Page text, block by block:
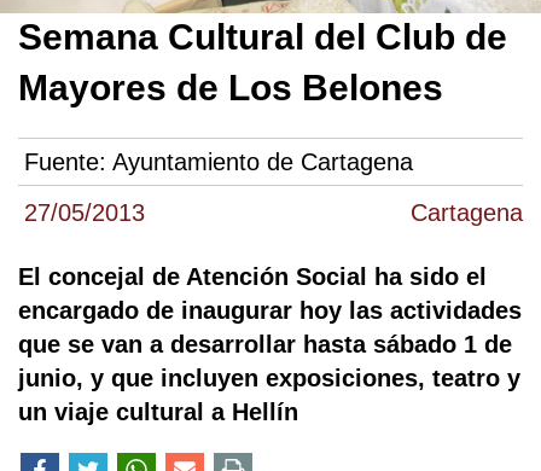
27/05/2013 Cartagena
Semana Cultural del Club de
Mayores de Los Belones
Fuente: Ayuntamiento de Cartagena
El concejal de Atención Social ha sido el
encargado de inaugurar hoy las actividades
que se van a desarrollar hasta sábado 1 de
junio, y que incluyen exposiciones, teatro y
un viaje cultural a Hellín